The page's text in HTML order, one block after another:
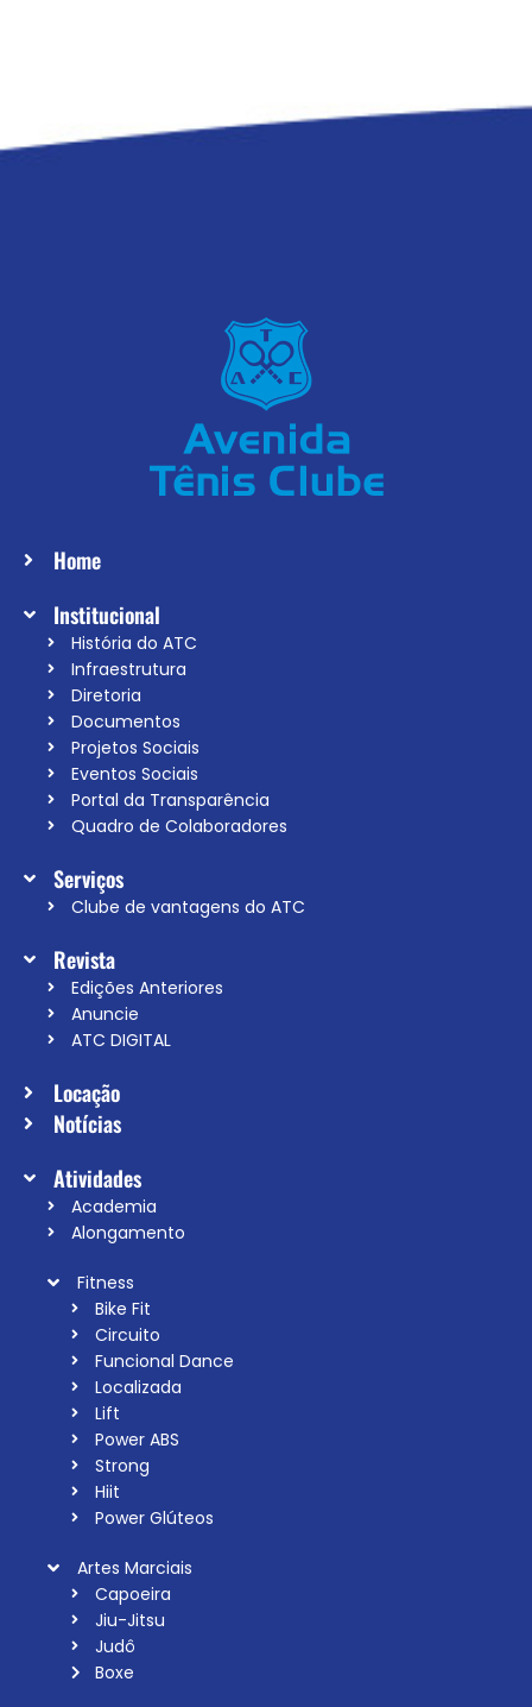
Home
Institucional
História do ATC
Infraestrutura
Diretoria
Documentos
Projetos Sociais
Eventos Sociais
Portal da Transparência
Quadro de Colaboradores
Serviços
Clube de vantagens do ATC
Revista
Edições Anteriores
Anuncie
ATC DIGITAL
Locação
Notícias
Atividades
Academia
Alongamento
Fitness
Bike Fit
Circuito
Funcional Dance
Localizada
Lift
Power ABS
Strong
Hiit
Power Glúteos
Artes Marciais
Capoeira
Jiu-Jitsu
Judô
Boxe